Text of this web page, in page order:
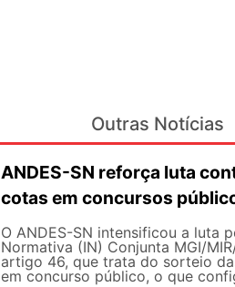
Outras Notícias
ANDES-SN reforça luta
cotas em concursos
O ANDES-SN intensificou a luta
Normativa (IN) Conjunta MGI/
artigo 46, que trata do sorteio
em concurso público, o que